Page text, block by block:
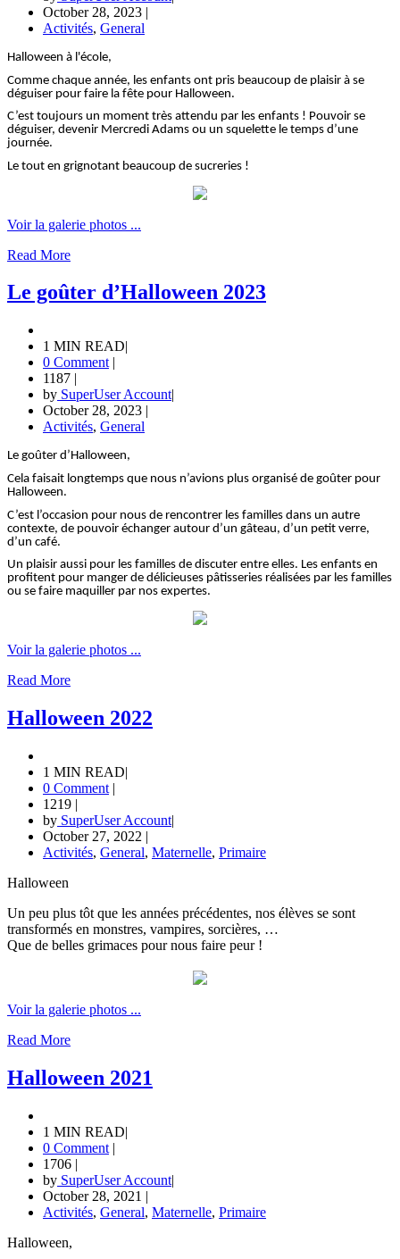
October 28, 2023 |
Activités, General
Halloween à l'école,
Comme chaque année, les enfants ont pris beaucoup de plaisir à se
déguiser pour faire la fête pour Halloween.
C’est toujours un moment très attendu par les enfants ! Pouvoir se
déguiser, devenir Mercredi Adams ou un squelette le temps d’une
journée.
Le tout en grignotant beaucoup de sucreries !
Voir la galerie photos ...
Read More
Le goûter d’Halloween 2023
1 MIN READ|
0 Comment |
1187 |
by SuperUser Account|
October 28, 2023 |
Activités, General
Le goûter d’Halloween,
Cela faisait longtemps que nous n’avions plus organisé de goûter pour
Halloween.
C’est l’occasion pour nous de rencontrer les familles dans un autre
contexte, de pouvoir échanger autour d’un gâteau, d’un petit verre,
d’un café.
Un plaisir aussi pour les familles de discuter entre elles. Les enfants en
profitent pour manger de délicieuses pâtisseries réalisées par les familles
ou se faire maquiller par nos expertes.
Voir la galerie photos ...
Read More
Halloween 2022
1 MIN READ|
0 Comment |
1219 |
by SuperUser Account|
October 27, 2022 |
Activités, General, Maternelle, Primaire
Halloween
Un peu plus tôt que les années précédentes, nos élèves se sont
transformés en monstres, vampires, sorcières, …
Que de belles grimaces pour nous faire peur !
Voir la galerie photos ...
Read More
Halloween 2021
1 MIN READ|
0 Comment |
1706 |
by SuperUser Account|
October 28, 2021 |
Activités, General, Maternelle, Primaire
Halloween,